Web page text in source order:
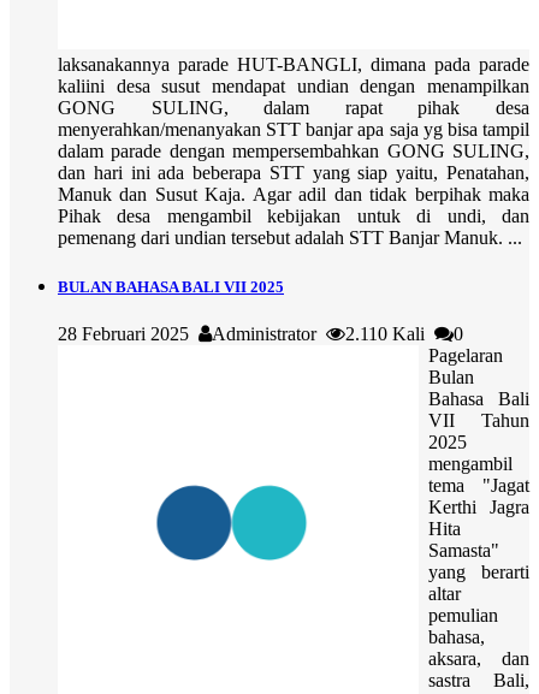
laksanakannya parade HUT-BANGLI, dimana pada parade
kaliini desa susut mendapat undian dengan menampilkan
GONG SULING, dalam rapat pihak desa
menyerahkan/menanyakan STT banjar apa saja yg bisa tampil
dalam parade dengan mempersembahkan GONG SULING,
dan hari ini ada beberapa STT yang siap yaitu, Penatahan,
Manuk dan Susut Kaja. Agar adil dan tidak berpihak maka
Pihak desa mengambil kebijakan untuk di undi, dan
pemenang dari undian tersebut adalah STT Banjar Manuk. ...
BULAN BAHASA BALI VII 2025
28 Februari 2025 Administrator 2.110 Kali
0
Pagelaran
Bulan
Bahasa Bali
VII Tahun
2025
mengambil
tema "Jagat
Kerthi Jagra
Hita
Samasta"
yang berarti
altar
pemulian
bahasa,
aksara, dan
sastra Bali,